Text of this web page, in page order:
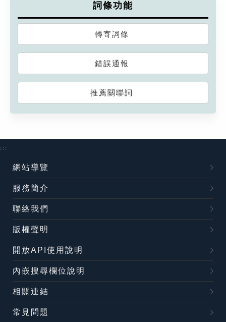
詞條功能
轉寄詞條
錯誤通報
推薦關聯詞
:::
網站導覽
服務簡介
聯絡我們
版權聲明
開放API使用說明
內嵌搜尋欄位說明
相關連結
常見問題